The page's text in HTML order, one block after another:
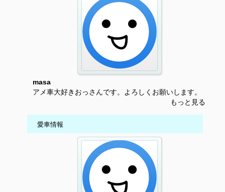
masa
アメ車大好きおっさんです。よろしくお願いします。
もっと見る
愛車情報